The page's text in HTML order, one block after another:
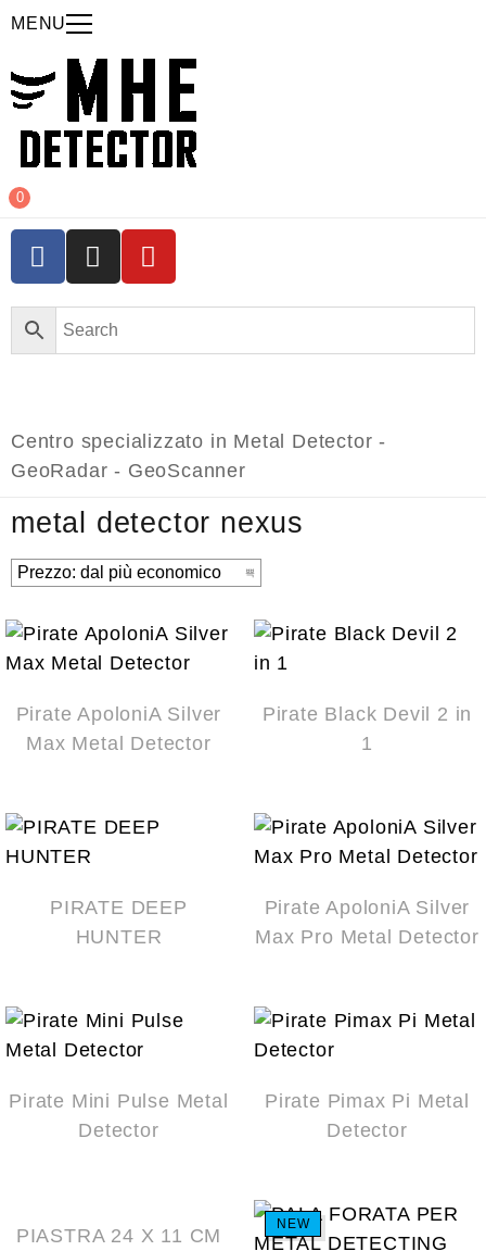
MENU
0
Centro specializzato in Metal Detector -
GeoRadar - GeoScanner
metal detector nexus
Pirate ApoloniA Silver
Max Metal Detector
Pirate Black Devil 2 in
1
PIRATE DEEP
HUNTER
Pirate ApoloniA Silver
Max Pro Metal Detector
Pirate Mini Pulse Metal
Detector
Pirate Pimax Pi Metal
Detector
PIASTRA 24 X 11 CM
NEW